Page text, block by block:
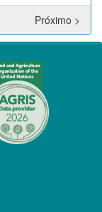
Próximo >